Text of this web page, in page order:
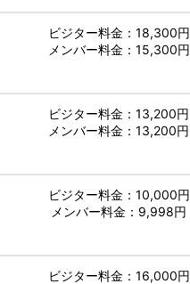
ビジター料金：18,300円
メンバー料金：15,300円
ビジター料金：13,200円
メンバー料金：13,200円
ビジター料金：10,000円
メンバー料金：9,998円
ビジター料金：16,000円